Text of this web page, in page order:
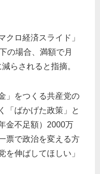
クロ経済スライド」
の場合、満額で月
らされると指摘。
」をつくる共産党の
「ばかげた政策」と
金不足額）2000万
票で政治を変える方
を伸ばしてほしい」